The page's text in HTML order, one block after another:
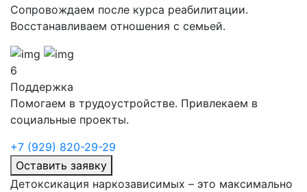
Сопровождаем после курса реабилитации.
Восстанавливаем отношения с семьей.
6
Поддержка
Помогаем в трудоустройстве. Привлекаем в
социальные проекты.
+7 (929) 820-29-29
Оставить заявку
Детоксикация наркозависимых – это максимально